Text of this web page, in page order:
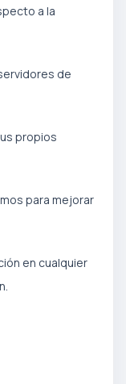
a la
de
propios
para mejorar
en cualquier